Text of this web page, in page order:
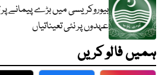
بیوروکریسی میں بڑے پیمانے پر
عہدوں پر نئی تعیناتیاں
ہمیں فالو کریں